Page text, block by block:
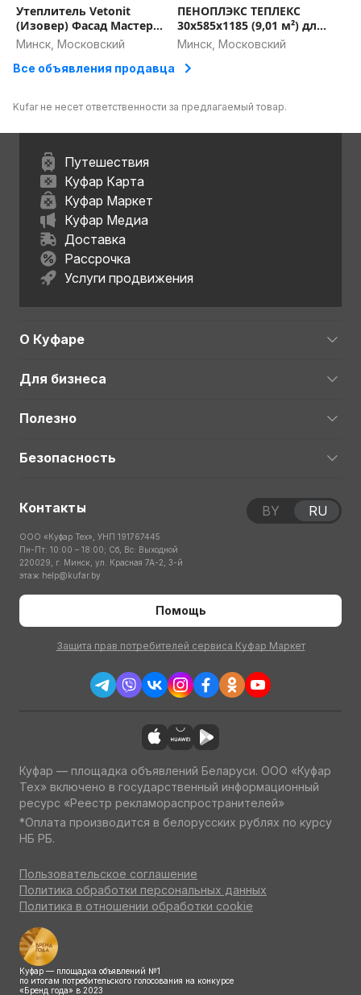
Утеплитель Vetonit
(Изовер) Фасад Мастер
50мм (120 плотность) -
СКИДКА ОТ ОБЬЕМА
Минск, Московский
ПЕНОПЛЭКС ТЕПЛЕКС
30х585х1185 (9,01 м²) для
пола, фундамента, стен -
СКИДКА ОТ ОБЬЕМА
Минск, Московский
Все объявления продавца
Kufar не несет ответственности за предлагаемый товар.
Путешествия
Куфар Карта
Куфар Маркет
Куфар Медиа
Доставка
Рассрочка
Услуги продвижения
О Куфаре
Для бизнеса
Полезно
Безопасность
Контакты
ООО «Куфар Тех», УНП 191767445
Пн-Пт: 10:00 – 18:00; Сб, Вс: Выходной
220029, г. Минск, ул. Красная 7А-2, 3-й
этаж help@kufar.by
Помощь
Защита прав потребителей сервиса Куфар Маркет
BY RU
Куфар — площадка объявлений Беларуси. ООО «Куфар
Тех» включено в государственный информационный
ресурс «Реестр рекламораспространителей»
*Оплата производится в белорусских рублях по курсу
НБ РБ.
Пользовательское соглашение
Политика обработки персональных данных
Политика в отношении обработки cookie
Куфар — площадка объявлений №1
по итогам потребительского голосования на конкурсе
«Бренд года» в 2023